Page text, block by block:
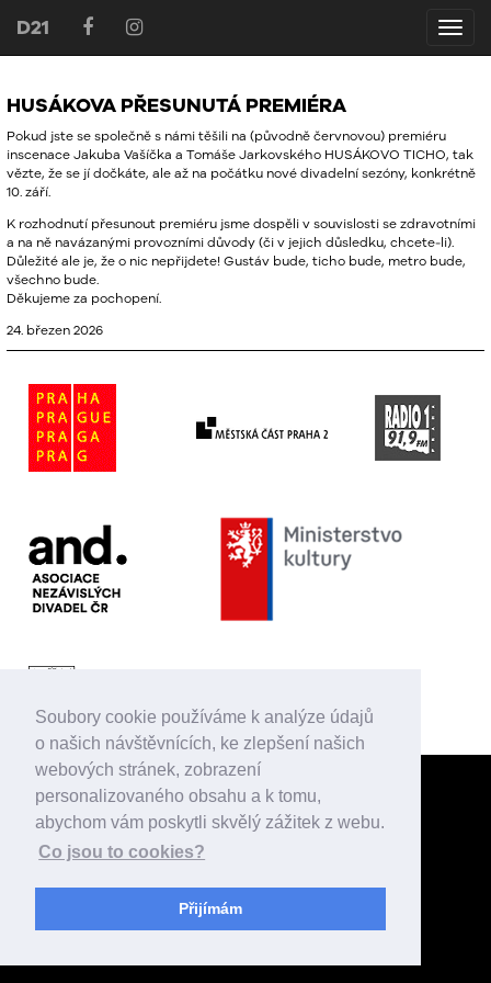
Soubory cookie používáme k analýze údajů
o našich návštěvnících, ke zlepšení našich
webových stránek, zobrazení
personalizovaného obsahu a k tomu,
abychom vám poskytli skvělý zážitek z webu.
Co jsou to cookies?
Přijímám
D21
D21
HUSÁKOVA PŘESUNUTÁ PREMIÉRA
Pokud jste se společně s námi těšili na (původně červnovou) premiéru
inscenace Jakuba Vašíčka a Tomáše Jarkovského HUSÁKOVO TICHO, tak
vězte, že se jí dočkáte, ale až na počátku nové divadelní sezóny, konkrétně
10. září.
K rozhodnutí přesunout premiéru jsme dospěli v souvislosti se zdravotními
a na ně navázanými provozními důvody (či v jejich důsledku, chcete-li).
Důležité ale je, že o nic nepřijdete! Gustáv bude, ticho bude, metro bude,
všechno bude.
Děkujeme za pochopení.
24. březen 2026
Magistrát hl. m. Prahy podpořil činnost Divadla D21 v roce 2026 celkovou částkou
2 050 000,-.